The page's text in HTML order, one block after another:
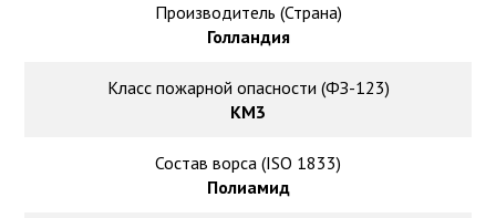
Производитель (Страна)
Голландия
Класс пожарной опасности (ФЗ-123)
КМ3
Состав ворса (ISO 1833)
Полиамид